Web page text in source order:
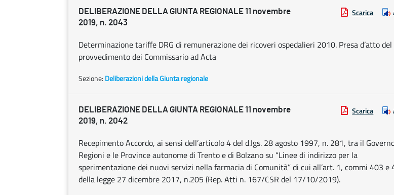
DELIBERAZIONE DELLA GIUNTA REGIONALE 11 novembre
2019, n. 2043
Scarica
Determinazione tariffe DRG di remunerazione dei ricoveri ospedalieri 2010. Presa d’atto del
provvedimento dei Commissario ad Acta
Sezione: Deliberazioni della Giunta regionale
DELIBERAZIONE DELLA GIUNTA REGIONALE 11 novembre
2019, n. 2042
Scarica
Recepimento Accordo, ai sensi dell’articolo 4 del d.Igs. 28 agosto 1997, n. 281, tra il
Regioni e le Province autonome di Trento e di Bolzano su “Linee di indirizzo per la
sperimentazione dei nuovi servizi nella farmacia di Comunità” di cui all’art. 1, commi 403 e
della legge 27 dicembre 2017, n.205 (Rep. Atti n. 167/CSR del 17/10/2019).